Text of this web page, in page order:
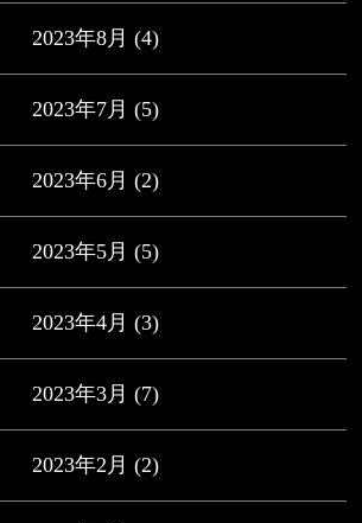
2023年8月 (4)
2023年7月 (5)
2023年6月 (2)
2023年5月 (5)
2023年4月 (3)
2023年3月 (7)
2023年2月 (2)